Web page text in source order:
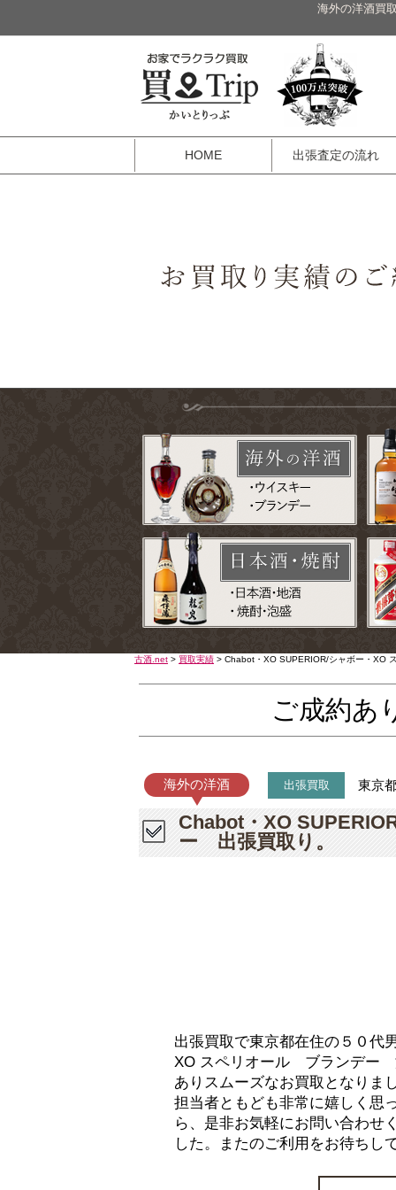
海外の洋酒買
HOME 出張査定の流れ
古酒.net > 買取実績 > Chabot・XO SUPERIOR/シャボー・
ご成約あ
海外の洋酒 出張買取 東京
Chabot・XO
ー 出張買取り。
出張買取で東京都在住の５０代
XO スペリオール ブランデー
ありスムーズなお買取となりま
担当者ともども非常に嬉しく思
ら、是非お気軽にお問い合わせ
した。またのご利用をお待ちし